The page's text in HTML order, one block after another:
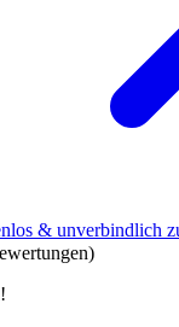
& unverbindlich